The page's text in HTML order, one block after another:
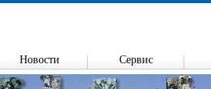
Новости Сервис